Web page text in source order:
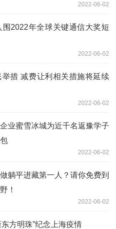
2022-06-02
2022年全球关键通信大奖短
2022-06-02
措 减费让利相关措施将延续
2022-06-02
业蜜雪冰城为近千名返豫学子
2022-06-02
躺平进藏第一人？请你免费到
！
2022-06-02
方明珠”纪念上海疫情